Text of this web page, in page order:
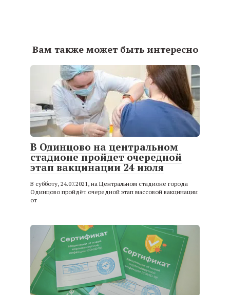
Вам также может быть интересно
В Одинцово на центральном
стадионе пройдет очередной
этап вакцинации 24 июля
В субботу, 24.07.2021, на Центральном стадионе города
Одинцово пройдёт очередной этап массовой вакцинации
от